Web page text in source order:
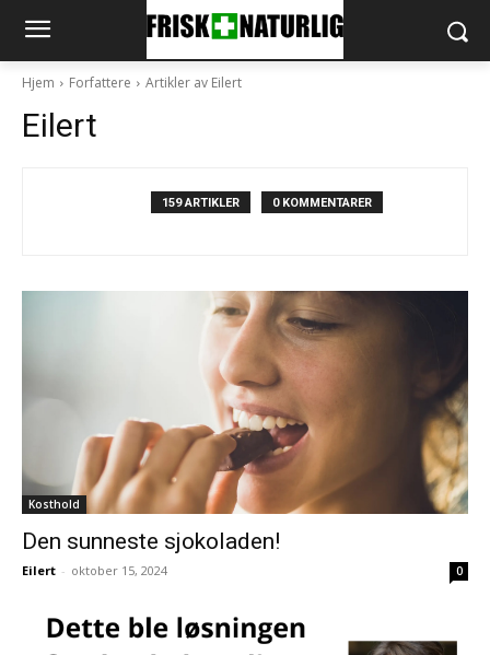
Hjem Forfattere Artikler av Eilert
Eilert
159 ARTIKLER 0 KOMMENTARER
Kosthold
Den sunneste sjokoladen!
Eilert - oktober 15, 2024 0